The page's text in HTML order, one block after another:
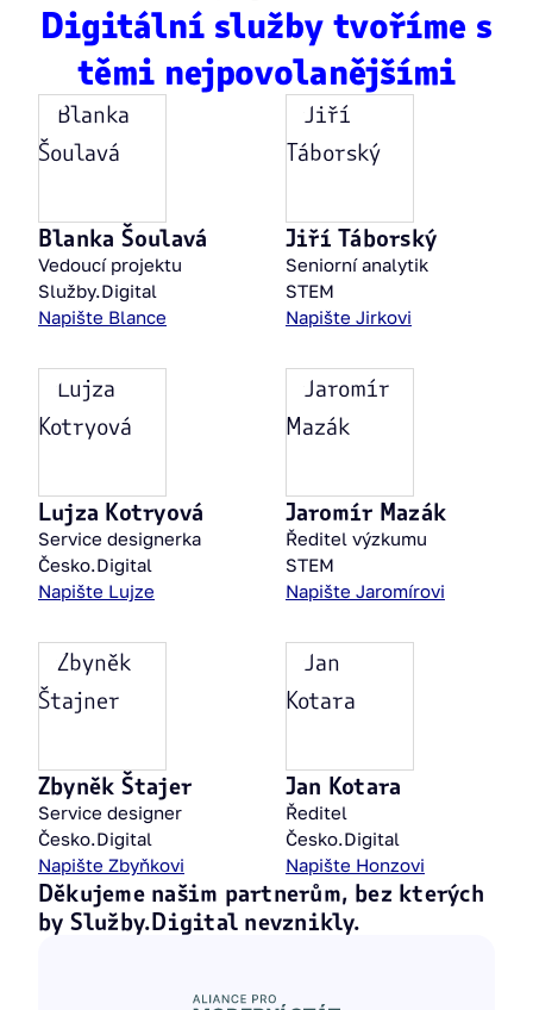
Digitální služby tvoříme s
těmi nejpovolanějšími
Blanka Šoulavá
Vedoucí projektu
Služby.Digital
Napište Blance
Jiří Táborský
Seniorní analytik
STEM
Napište Jirkovi
Lujza Kotryová
Service designerka
Česko.Digital
Napište Lujze
Jaromír Mazák
Ředitel výzkumu
STEM
Napište Jaromírovi
Zbyněk Štajer
Service designer
Česko.Digital
Napište Zbyňkovi
Jan Kotara
Ředitel
Česko.Digital
Napište Honzovi
Děkujeme našim partnerům, bez kterých
by Služby.Digital nevznikly.